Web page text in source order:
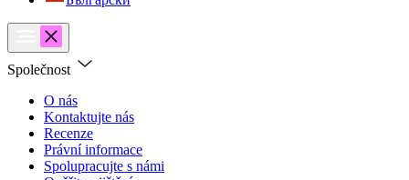
Společnost
O nás
Kontaktujte nás
Recenze
Právní informace
Spolupracujte s námi